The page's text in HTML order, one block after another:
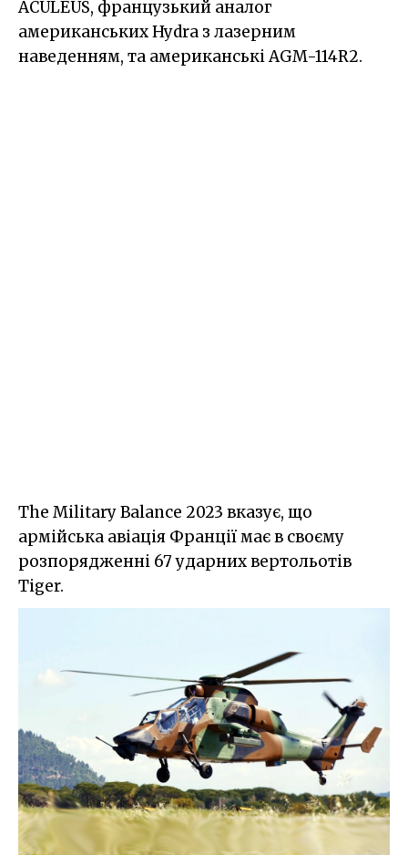
ACULEUS, французький аналог
американських Hydra з лазерним
наведенням, та американські AGM-114R2.
The Military Balance 2023 вказує, що
армійська авіація Франції має в своєму
розпорядженні 67 ударних вертольотів
Tiger.